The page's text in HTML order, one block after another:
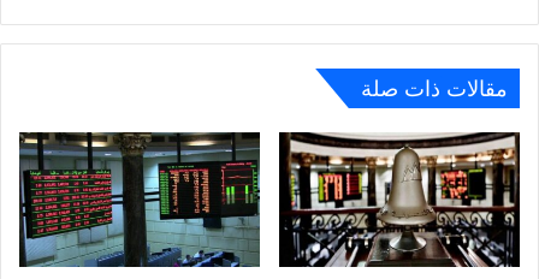
مقالات ذات صلة